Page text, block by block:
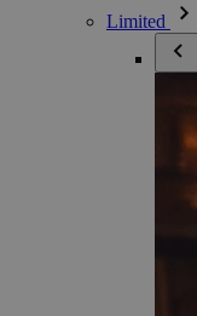
Limited